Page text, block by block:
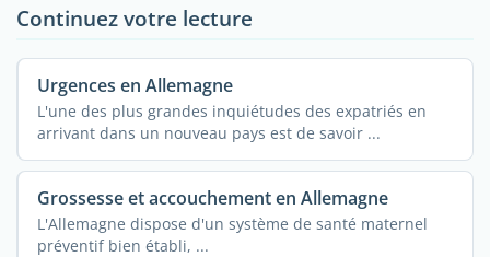
Continuez votre lecture
Urgences en Allemagne
L'une des plus grandes inquiétudes des expatriés en
arrivant dans un nouveau pays est de savoir ...
Grossesse et accouchement en Allemagne
L'Allemagne dispose d'un système de santé maternel
préventif bien établi, ...